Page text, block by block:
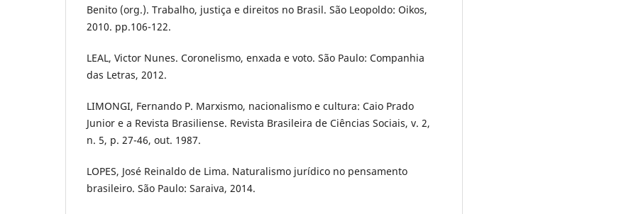
Benito (org.). Trabalho, justiça e direitos no Brasil. São Leopoldo: Oikos,
2010. pp.106-122.
LEAL, Victor Nunes. Coronelismo, enxada e voto. São Paulo: Companhia
das Letras, 2012.
LIMONGI, Fernando P. Marxismo, nacionalismo e cultura: Caio Prado
Junior e a Revista Brasiliense. Revista Brasileira de Ciências Sociais, v. 2,
n. 5, p. 27-46, out. 1987.
LOPES, José Reinaldo de Lima. Naturalismo jurídico no pensamento
brasileiro. São Paulo: Saraiva, 2014.